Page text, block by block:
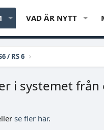
VAD ÄR NYTT
/ RS 6
i systemet
se fler här.